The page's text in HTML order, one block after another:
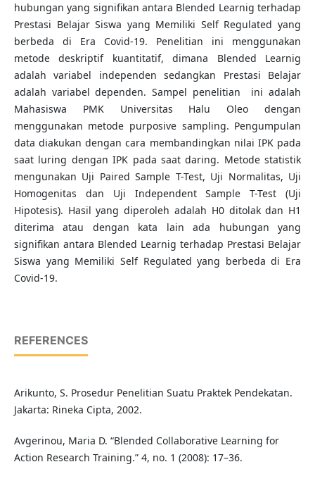
hubungan yang signifikan antara Blended Learnig terhadap
Prestasi Belajar Siswa yang Memiliki Self Regulated yang
berbeda di Era Covid-19. Penelitian ini menggunakan
metode deskriptif kuantitatif, dimana Blended Learnig
adalah variabel independen sedangkan Prestasi Belajar
adalah variabel dependen. Sampel penelitian ini adalah
Mahasiswa PMK Universitas Halu Oleo dengan
menggunakan metode purposive sampling. Pengumpulan
data diakukan dengan cara membandingkan nilai IPK pada
saat luring dengan IPK pada saat daring. Metode statistik
mengunakan Uji Paired Sample T-Test, Uji Normalitas, Uji
Homogenitas dan Uji Independent Sample T-Test (Uji
Hipotesis). Hasil yang diperoleh adalah H0 ditolak dan H1
diterima atau dengan kata lain ada hubungan yang
signifikan antara Blended Learnig terhadap Prestasi Belajar
Siswa yang Memiliki Self Regulated yang berbeda di Era
Covid-19.
REFERENCES
Arikunto, S. Prosedur Penelitian Suatu Praktek Pendekatan.
Jakarta: Rineka Cipta, 2002.
Avgerinou, Maria D. “Blended Collaborative Learning for
Action Research Training.” 4, no. 1 (2008): 17–36.